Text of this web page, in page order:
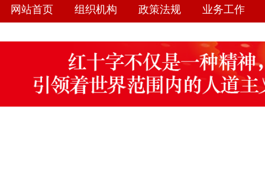
网站首页 组织机构 政策法规 业务工作